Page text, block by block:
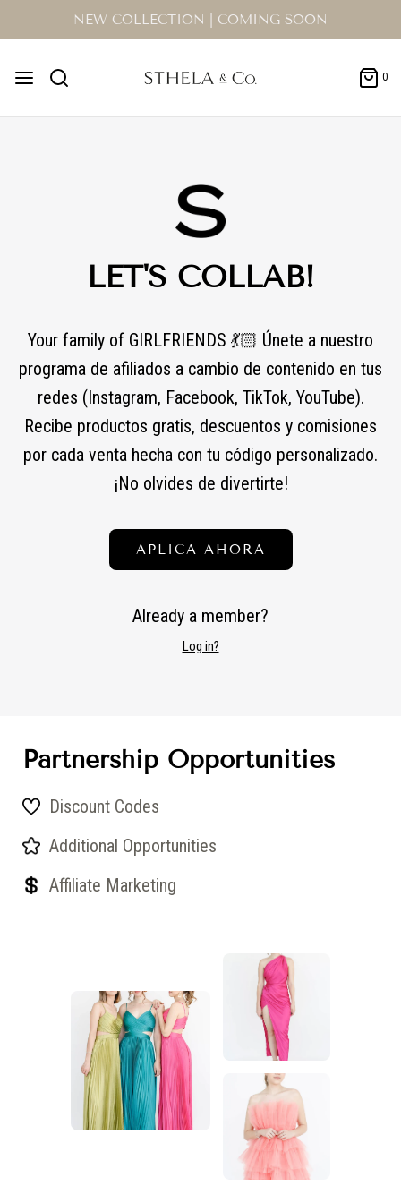
NEW COLLECTION | COMING SOON
0
LET'S COLLAB!
Your family of GIRLFRIENDS 💃🏻 Únete a nuestro
programa de afiliados a cambio de contenido en tus
redes (Instagram, Facebook, TikTok, YouTube).
Recibe productos gratis, descuentos y comisiones
por cada venta hecha con tu código personalizado.
¡No olvides de divertirte!
APLICA AHORA
Already a member?
Log in?
Partnership Opportunities
Discount Codes
Additional Opportunities
Affiliate Marketing